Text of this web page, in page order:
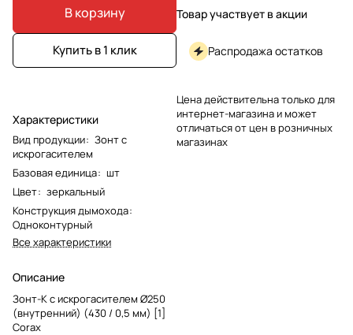
В корзину
Купить в 1 клик
Характеристики
Вид продукции: Зонт с
искрогасителем
Базовая единица: шт
Цвет: зеркальный
Конструкция дымохода:
Одноконтурный
Все характеристики
Описание
Зонт-К с искрогасителем Ø250
(внутренний) (430 / 0,5 мм) [1]
Corax
Товар участвует в акции
Распродажа остатков
Цена действительна только для
интернет-магазина и может
отличаться от цен в розничных
магазинах